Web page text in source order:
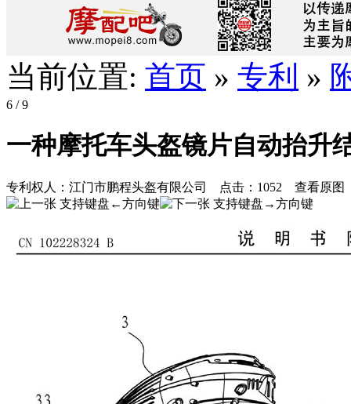
当前位置: 首页 » 专利 »
6 / 9
一种摩托车头盔镜片自动抬升
专利权人： 江门市鹏程头盔有限公司 点击： 1052 查看原图